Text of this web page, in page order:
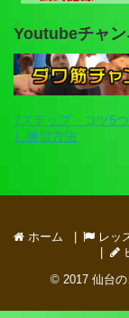
Youtubeチャ
7ステップ・コツ5
し練習方法
ホーム レッ
© 2017 仙台